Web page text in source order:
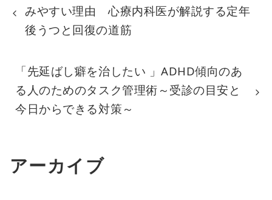
みやすい理由 心療内科医が解説する定年
後うつと回復の道筋
「先延ばし癖を治したい 」ADHD傾向のあ
る人のためのタスク管理術～受診の目安と
今日からできる対策～
アーカイブ